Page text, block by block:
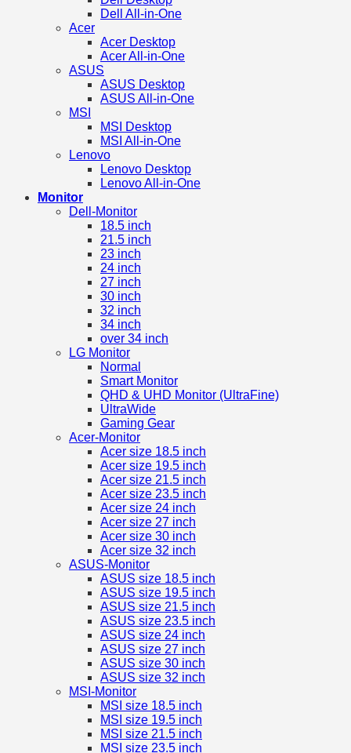
Dell All-in-One
Acer
Acer Desktop
Acer All-in-One
ASUS
ASUS Desktop
ASUS All-in-One
MSI
MSI Desktop
MSI All-in-One
Lenovo
Lenovo Desktop
Lenovo All-in-One
Monitor
Dell-Monitor
18.5 inch
21.5 inch
23 inch
24 inch
27 inch
30 inch
32 inch
34 inch
over 34 inch
LG Monitor
Normal
Smart Monitor
QHD & UHD Monitor (UltraFine)
UltraWide
Gaming Gear
Acer-Monitor
Acer size 18.5 inch
Acer size 19.5 inch
Acer size 21.5 inch
Acer size 23.5 inch
Acer size 24 inch
Acer size 27 inch
Acer size 30 inch
Acer size 32 inch
ASUS-Monitor
ASUS size 18.5 inch
ASUS size 19.5 inch
ASUS size 21.5 inch
ASUS size 23.5 inch
ASUS size 24 inch
ASUS size 27 inch
ASUS size 30 inch
ASUS size 32 inch
MSI-Monitor
MSI size 18.5 inch
MSI size 19.5 inch
MSI size 21.5 inch
MSI size 23.5 inch